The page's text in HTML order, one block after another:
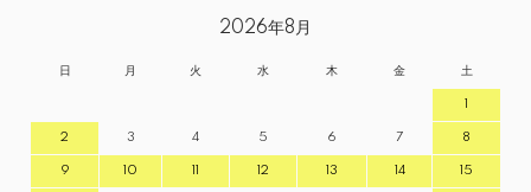
2026年8月
日 月 火 水 木 金 土
1
2 3 4 5 6 7 8
9 10 11 12 13 14 15